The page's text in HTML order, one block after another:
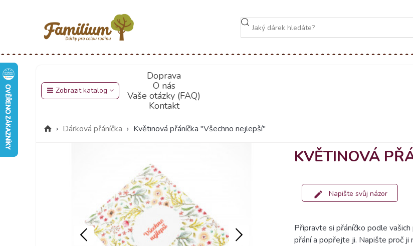
Zobrazit katalog
Doprava
O nás
Vaše otázky (FAQ)
Kontakt
› Dárková přáníčka › Květinová přáníčka "Všechno nejlepší"
KVĚTINOVÁ
Napište svůj názor
Připravte si přáníčko podle
přání a popřejte ji. Napište proč ji